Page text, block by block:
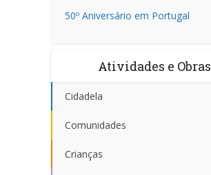
50º Aniversário em Portugal
Atividades e Obras
Cidadela
Comunidades
Crianças